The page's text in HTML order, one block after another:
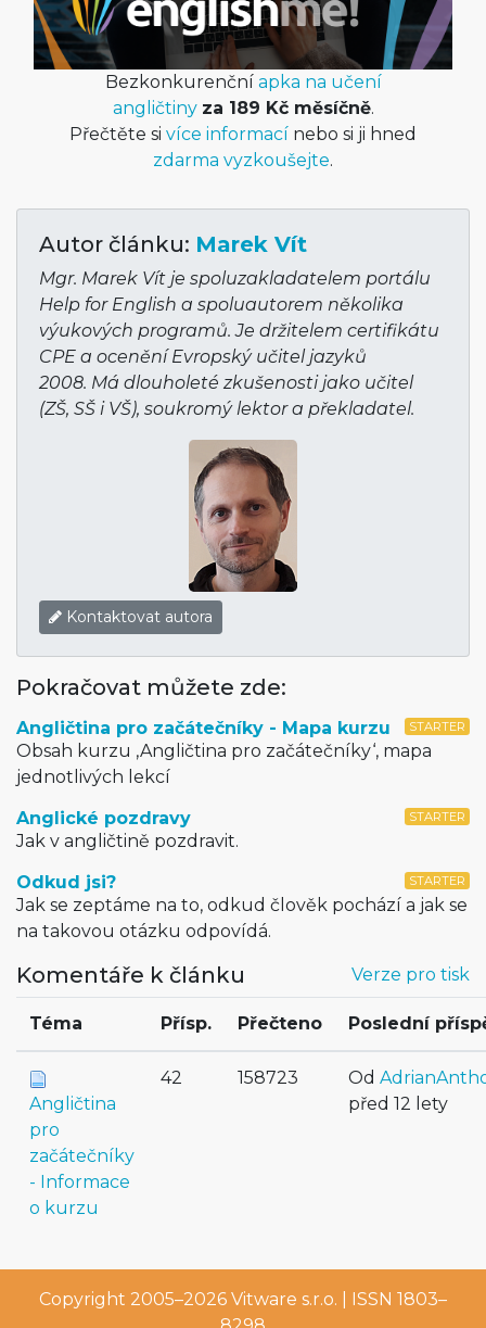
Bezkonkurenční apka na učení
angličtiny za 189 Kč měsíčně.
Přečtěte si více informací nebo si ji hned
zdarma vyzkoušejte.
Autor článku: Marek Vít
Mgr. Marek Vít je spoluzakladatelem portálu
Help for English a spoluautorem několika
výukových programů. Je držitelem certifikátu
CPE a ocenění Evropský učitel jazyků
2008. Má dlouholeté zkušenosti jako učitel
(ZŠ, SŠ i VŠ), soukromý lektor a překladatel.
Kontaktovat autora
Pokračovat můžete zde:
STARTER
Angličtina pro začátečníky - Mapa kurzu
Obsah kurzu ‚Angličtina pro začátečníky‘, mapa
jednotlivých lekcí
STARTER
Anglické pozdravy
Jak v angličtině pozdravit.
STARTER
Odkud jsi?
Jak se zeptáme na to, odkud člověk pochází a jak se
na takovou otázku odpovídá.
Verze pro tisk
Komentáře k článku
Téma Přísp. Přečteno Poslední
Angličtina
pro
začátečníky
- Informace
o kurzu
42 158723 Od
před 12 lety
Copyright 2005–2026 Vitware s.r.o. | ISSN 1803–